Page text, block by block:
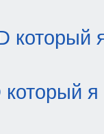
который
я